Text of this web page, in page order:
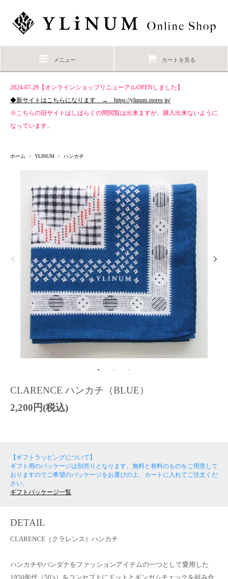
メニュー カートを見る
2024-07-29【オンラインショップリニューアルOPENしました】
◆新サイトはこちらになります → https://ylinum.stores.jp/
※こちらの旧サイトはしばらくの間閲覧は出来ますが、購入出来ないように
なっています。
ホーム > YLINUM > ハンカチ
CLARENCE ハンカチ（BLUE）
2,200円(税込)
【ギフトラッピングについて】
ギフト用のパッケージは別売りとなります。無料と有料のものをご用意して
おりますのでご希望のパッケージをお選びの上、カートに入れてご注文くだ
さい。
ギフトパッケージ一覧
DETAIL
CLARENCE（クラレンス）ハンカチ
ハンカチやバンダナをファッションアイテムの一つとして愛用した
1950年代（50′s）をコンセプトにドットとギンガムチェックを組み合